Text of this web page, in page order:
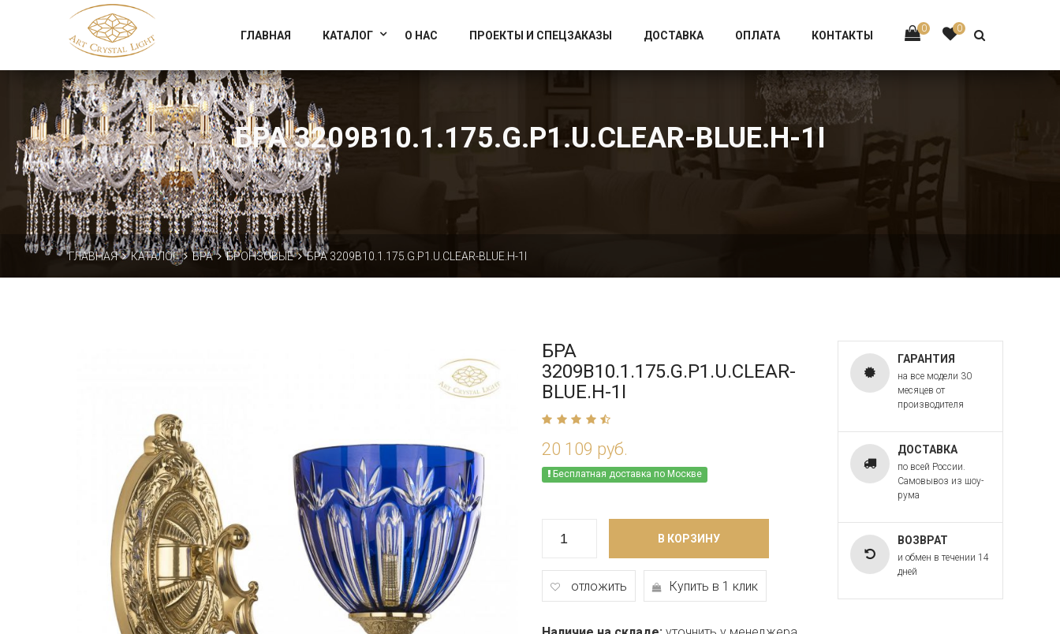
Официальный магазин фабрики Art Crystal Light
0 0
ГЛАВНАЯ КАТАЛОГ О НАС ПРОЕКТЫ И СПЕЦЗАКАЗЫ ДОСТАВКА ОПЛАТА КОНТАКТЫ
БРА 3209B10.1.175.G.P1.U.CLEAR-BLUE.H-1I
ГЛАВНАЯ КАТАЛОГ БРА БРОНЗОВЫЕ БРА 3209B10.1.175.G.P1.U.CLEAR-BLUE.H-1I
БРА
3209B10.1.175.G.P1.U.CLEAR-
BLUE.H-1I
20 109 руб.
Бесплатная доставка по Москве
В КОРЗИНУ
отложить Купить в 1 клик
ГАРАНТИЯ
на все модели 30
месяцев от
производителя
ДОСТАВКА
по всей России.
Самовывоз из шоу-
рума
ВОЗВРАТ
и обмен в течении 14
дней